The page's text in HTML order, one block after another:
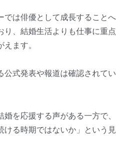
では俳優として成長することへ
り、結婚生活よりも仕事に重点
ます。
公式発表や報道は確認されてい
を応援する声がある一方で、
ける時期ではないか」という見